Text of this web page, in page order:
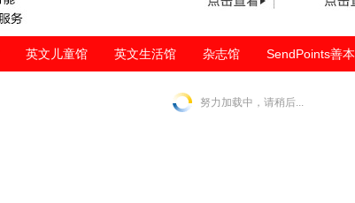
英文儿童馆 英文生活馆 杂志馆 SendPoints善本
努力加载中，请稍后...